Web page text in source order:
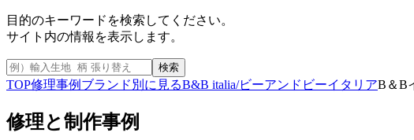
目的のキーワードを検索してください。
サイト内の情報を表示します。
検索
TOP修理事例 ブランド別に見るB&B italia/ビーアンドビーイタリアB＆B
修理と制作事例